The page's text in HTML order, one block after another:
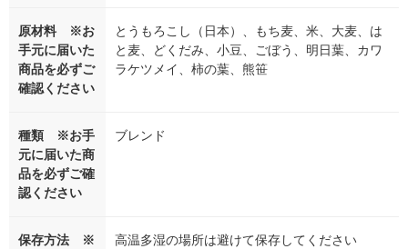
原材料 ※お
手元に届いた
商品を必ずご
確認ください
とうもろこし（日本）、もち麦、米、大麦、は
と麦、どくだみ、小豆、ごぼう、明日葉、カワ
ラケツメイ、柿の葉、熊笹
種類 ※お手
元に届いた商
品を必ずご確
認ください
ブレンド
保存方法 ※
高温多湿の場所は避けて保存してください